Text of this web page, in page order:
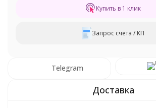
Купить в 1 клик
Запрос счета / КП
Telegram